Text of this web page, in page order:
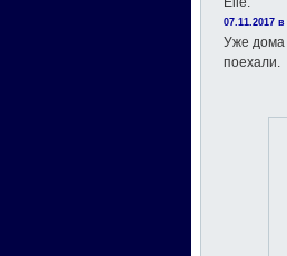
07.11.2017 в
Уже дома
поехали.